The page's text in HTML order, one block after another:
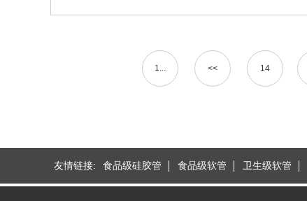
1... << 14
友情链接: 食品级硅胶管 食品级软管 卫生级软管